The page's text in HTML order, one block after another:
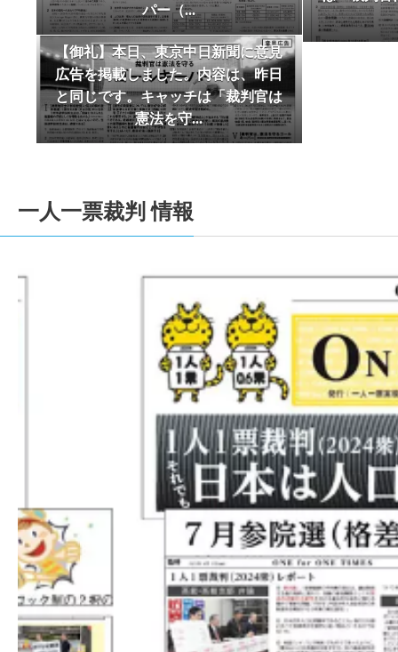
2025-01-01
2025年一人一票元年を期して、トップペー
2024-10-24
【10/27衆院選＆最高裁裁判官国民審査用
2024-10-24
【2024/10/20付東京新聞に最高裁裁判官国
2024-10-24
【10/27衆院選＆最高裁裁判官国民審査用
2024-08-28
【2024/08/28付東京新聞にサポーター鶴本
2024-07-02
6/29「選挙権・選挙制度および国民の政治
【2024/05/03 東京新聞で意見広告（教えて
【サポーター有志による新聞 「One for
１人１票裁判（2022参）大法廷判決期日情
１人１票裁判（2022参）大法廷弁論期日情
【１人１票実現CM（第15弾）「シカ物語
なって感想をSNSに投稿して下さい！（１動
【一人一票実現CMアーカイブに動画を追
て下さい！】>>> こちらをクリック。】
【御礼及び意見広告掲載のためのご寄付
ました。厚く御礼申し上げます。引き続きご
2023-05-03
【2023/05/03 東京新聞で意見広告（教えて
2023-01-24
番組出演情報（ジャーナリスト青木理 ｘ
た衆議院選挙で、いわゆる1票の格差が最大で
大法廷を明日に控え、この「一票の格差」の問
2023-01-23
１人１票裁判（2021衆）大法廷判決情報を
パー（...
【御礼】本日、東京中日新聞に意見
広告を掲載しました。内容は、昨日
と同じです。キャッチは「裁判官は
憲法を守...
2026
一人一票裁判 情報